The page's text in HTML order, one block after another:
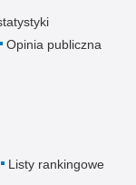
Opinia publiczna
Listy rankingowe